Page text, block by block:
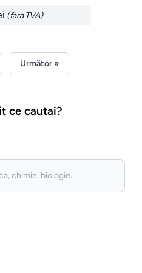
(fara TVA)
Următor »
ce cautai?